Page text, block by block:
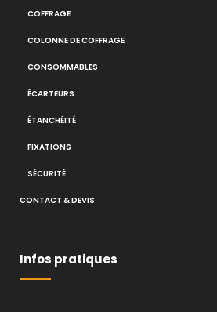
COFFRAGE
COLONNE DE COFFRAGE
CONSOMMABLES
ÉCARTEURS
ÉTANCHÉITÉ
FIXATIONS
SÉCURITÉ
CONTACT & DEVIS
Infos pratiques